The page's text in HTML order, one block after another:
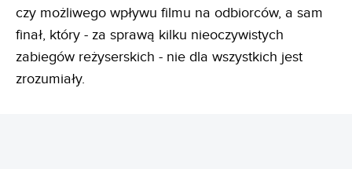
czy możliwego wpływu filmu na odbiorców, a sam
finał, który - za sprawą kilku nieoczywistych
zabiegów reżyserskich - nie dla wszystkich jest
zrozumiały.